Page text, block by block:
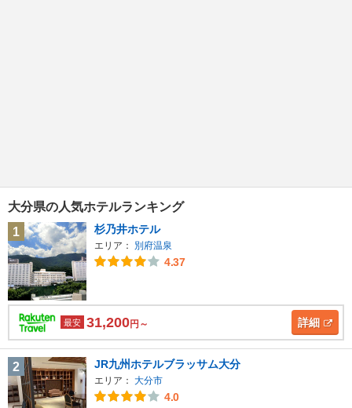
大分県の人気ホテルランキング
1
杉乃井ホテル
エリア： 別府温泉
4.37
最安 31,200円～ 詳細
2 JR九州ホテルブラッサム大分
エリア： 大分市
4.0